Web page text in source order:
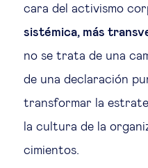
cara del activismo
sistémica, más
no se trata de una
de una declaración
transformar la
la cultura de la
cimientos.